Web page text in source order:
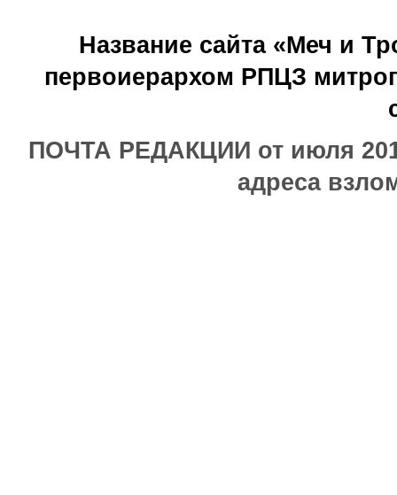
Название сайта «Меч и
первоиерархом РПЦЗ
ПОЧТА РЕДАКЦИИ от июля
адреса